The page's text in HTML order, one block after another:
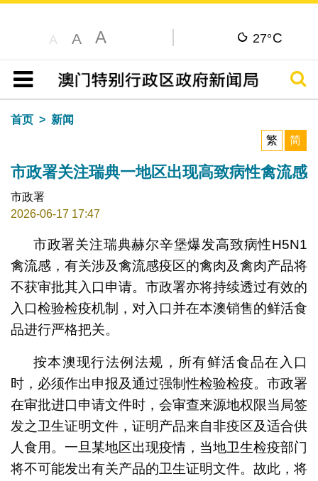
A A A 27°C
目录
搜寻
首页
新闻
繁
简
市政署关注瑞典一地区出现高致病性禽流感
市政署
2026-06-17 17:47
市政署关注瑞典赫尔辛堡爆发高致病性H5N1
禽流感，有关涉及禽流感疫区的禽肉及禽肉产品将
不获审批其入口申请。市政署亦将持续透过有效的
入口检验检疫机制，对入口并在本澳销售的鲜活食
品进行严格把关。
按本澳现行法例法规，所有鲜活食品在入口
时，必须作出申报及通过强制性检验检疫。市政署
在审批进口申请文件时，会审查来源地权限当局签
发之卫生证明文件，证明产品来自非疫区及适合供
人食用。一旦某地区出现疫情，当地卫生检疫部门
将不可能发出有关产品的卫生证明文件。故此，将